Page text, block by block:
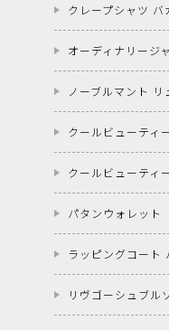
クレープシャツ バ
オーディナリージ
ノーブルマント リ
クールビューティ
クールビューティ
パタンウォレット
ラッピングコート
リヴゴーシュブル